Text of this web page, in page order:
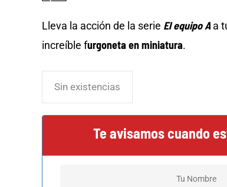
Lleva la acción de la serie El equipo A a
increíble furgoneta en miniatura.
Sin existencias
Te avisamos cuando